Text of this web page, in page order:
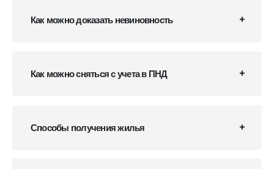
Как можно доказать невиновность
Как можно сняться с учета в ПНД
Способы получения жилья